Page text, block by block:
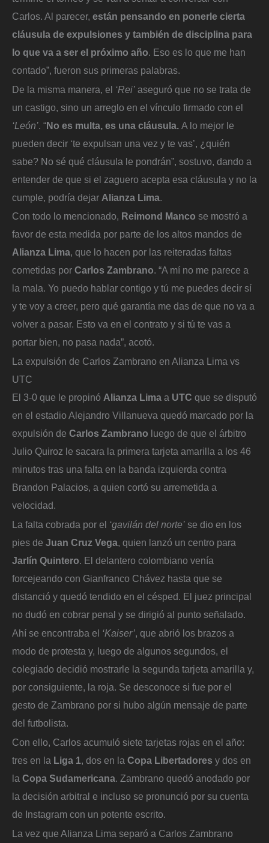
Carlos. Al parecer, están pensando en ponerle cierta
cláusula de expulsiones y también de disciplina para
lo que va a ser el próximo año. Eso es lo que me han
contado”, fueron sus primeras palabras.
De la misma manera, el ‘Rei’ aseguró que no se trata de
un castigo, sino un arreglo en el vínculo firmado con el
‘León’. “No es multa, es una cláusula. A lo mejor le
pueden decir ‘te expulsan una vez y te vas’, ¿quién
sabe? No sé qué cláusula le pondrán”, sostuvo, dando a
entender de que si el zaguero acepta esa cláusula y no la
cumple, podría dejar Alianza Lima.
Con todo lo mencionado, Reimond Manco se mostró a
favor de esta medida por parte de los altos mandos de
Alianza Lima, que lo hacen por las reiteradas faltas
cometidas por Carlos Zambrano. “A mí no me parece a
la mala. Yo puedo hablar contigo y tú me puedes decir sí
y te voy a creer, pero qué garantía me das de que no va a
volver a pasar. Esto va en el contrato y si tú te vas a
portar bien, no pasa nada”, acotó.
La expulsión de Carlos Zambrano en Alianza Lima vs
UTC
El 3-0 que le propinó Alianza Lima a UTC que se disputó
en el estadio Alejandro Villanueva quedó marcado por la
expulsión de Carlos Zambrano luego de que el árbitro
Julio Quiroz le sacara la primera tarjeta amarilla a los 46
minutos tras una falta en la banda izquierda contra
Brandon Palacios, a quien cortó su arremetida a
velocidad.
La falta cobrada por el ‘gavilán del norte’ se dio en los
pies de Juan Cruz Vega , quien lanzó un centro para
Jarlín Quintero . El delantero colombiano venía
forcejeando con Gianfranco Chávez hasta que se
distanció y quedó tendido en el césped. El juez principal
no dudó en cobrar penal y se dirigió al punto señalado.
Ahí se encontraba el ‘Kaiser’, que abrió los brazos a
modo de protesta y, luego de algunos segundos, el
colegiado decidió mostrarle la segunda tarjeta amarilla y,
por consiguiente, la roja. Se desconoce si fue por el
gesto de Zambrano por si hubo algún mensaje de parte
del futbolista.
Con ello, Carlos acumuló siete tarjetas rojas en el año:
tres en la Liga 1, dos en la Copa Libertadores y dos en
la Copa Sudamericana. Zambrano quedó anodado por
la decisión arbitral e incluso se pronunció por su cuenta
de Instagram con un potente escrito.
La vez que Alianza Lima separó a Carlos Zambrano